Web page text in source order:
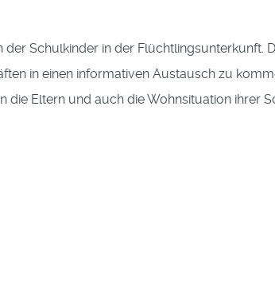
Schulkinder in der Flüchtlingsunterkunft.
in einen informativen Austausch zu
Eltern und auch die Wohnsituation ihrer